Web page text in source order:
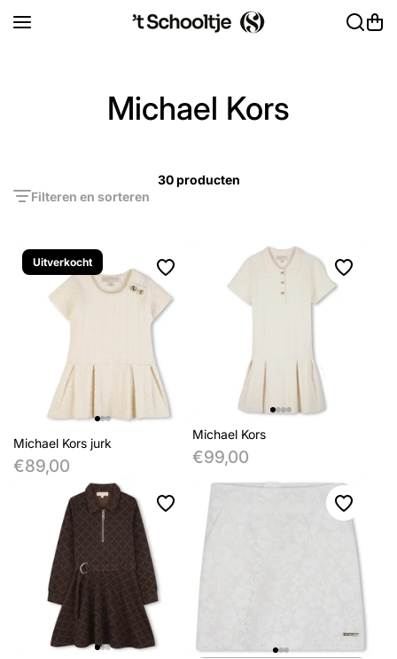
Michael Kors
Filteren en sorteren
30 producten
Uitverkocht
Michael Kors jurk
€89,00
Michael Kors
€99,00